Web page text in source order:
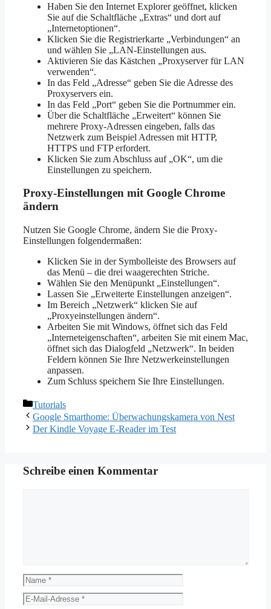
Haben Sie den Internet Explorer geöffnet, klicken
Sie auf die Schaltfläche „Extras“ und dort auf
„Internetoptionen“.
Klicken Sie die Registrierkarte „Verbindungen“ an
und wählen Sie „LAN-Einstellungen aus.
Aktivieren Sie das Kästchen „Proxyserver für LAN
verwenden“.
In das Feld „Adresse“ geben Sie die Adresse des
Proxyservers ein.
In das Feld „Port“ geben Sie die Portnummer ein.
Über die Schaltfläche „Erweitert“ können Sie
mehrere Proxy-Adressen eingeben, falls das
Netzwerk zum Beispiel Adressen mit HTTP,
HTTPS und FTP erfordert.
Klicken Sie zum Abschluss auf „OK“, um die
Einstellungen zu speichern.
Proxy-Einstellungen mit Google Chrome
ändern
Nutzen Sie Google Chrome, ändern Sie die Proxy-
Einstellungen folgendermaßen:
Klicken Sie in der Symbolleiste des Browsers auf
das Menü – die drei waagerechten Striche.
Wählen Sie den Menüpunkt „Einstellungen“.
Lassen Sie „Erweiterte Einstellungen anzeigen“.
Im Bereich „Netzwerk“ klicken Sie auf
„Proxyeinstellungen ändern“.
Arbeiten Sie mit Windows, öffnet sich das Feld
„Interneteigenschaften“, arbeiten Sie mit einem Mac,
öffnet sich das Dialogfeld „Netzwerk“. In beiden
Feldern können Sie Ihre Netzwerkeinstellungen
anpassen.
Zum Schluss speichern Sie Ihre Einstellungen.
Kategorien
Tutorials
Google Smarthome: Überwachungskamera von Nest
Der Kindle Voyage E-Reader im Test
Schreibe einen Kommentar
Name
E-